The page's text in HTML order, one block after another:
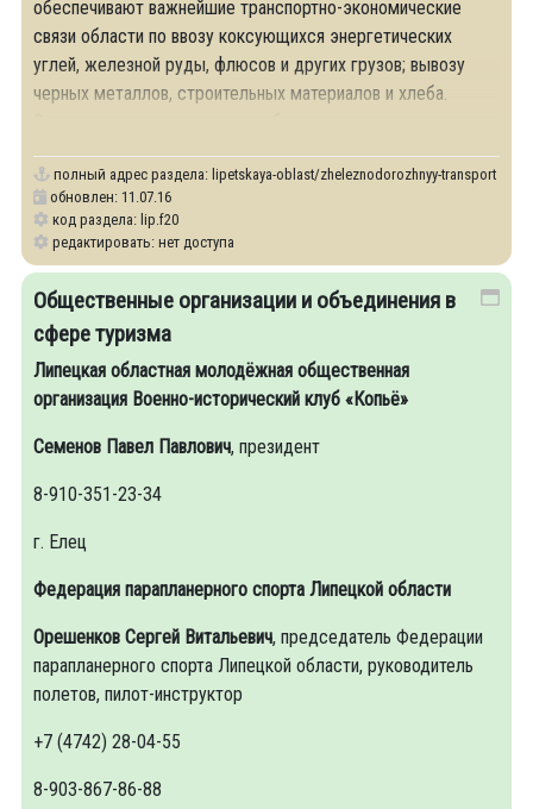
обеспечивают важнейшие транспортно-экономические
связи области по ввозу коксующихся энергетических
углей, железной руды, флюсов и других грузов; вывозу
черных металлов, строительных материалов и хлеба.
полный адрес раздела: lipetskaya-oblast/zheleznodorozhnyy-transport
обновлен: 11.07.16
код раздела: lip.f20
редактировать: нет доступа
Общественные организации и объединения в
сфере туризма
Липецкая областная молодёжная общественная
организация Военно-исторический клуб «Копьё»
Семенов Павел Павлович, президент
8-910-351-23-34
г. Елец
Федерация парапланерного спорта Липецкой области
Орешенков Сергей Витальевич, председатель Федерации
парапланерного спорта Липецкой области, руководитель
полетов, пилот-инструктор
+7 (4742) 28-04-55
8-903-867-86-88